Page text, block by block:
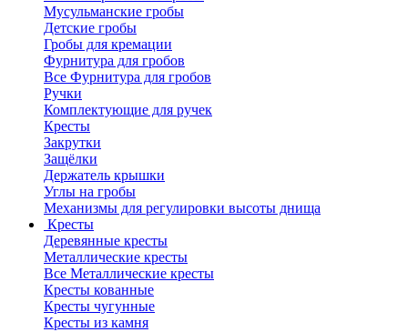
Мусульманские гробы
Детские гробы
Гробы для кремации
Фурнитура для гробов
Все Фурнитура для гробов
Ручки
Комплектующие для ручек
Кресты
Закрутки
Защёлки
Держатель крышки
Углы на гробы
Механизмы для регулировки высоты днища
Кресты
Деревянные кресты
Металлические кресты
Все Металлические кресты
Кресты кованные
Кресты чугунные
Кресты из камня